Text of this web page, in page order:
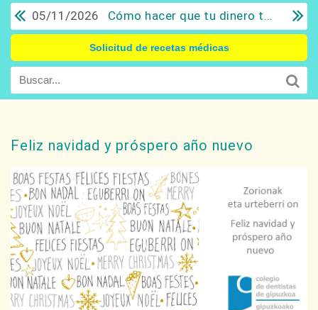
05/11/2026 Cómo hacer que tu dinero trabaje para ti: Del ahorro a la inversión con sentido común.
Solicitud de recetas médicas
Feliz navidad y próspero año nuevo